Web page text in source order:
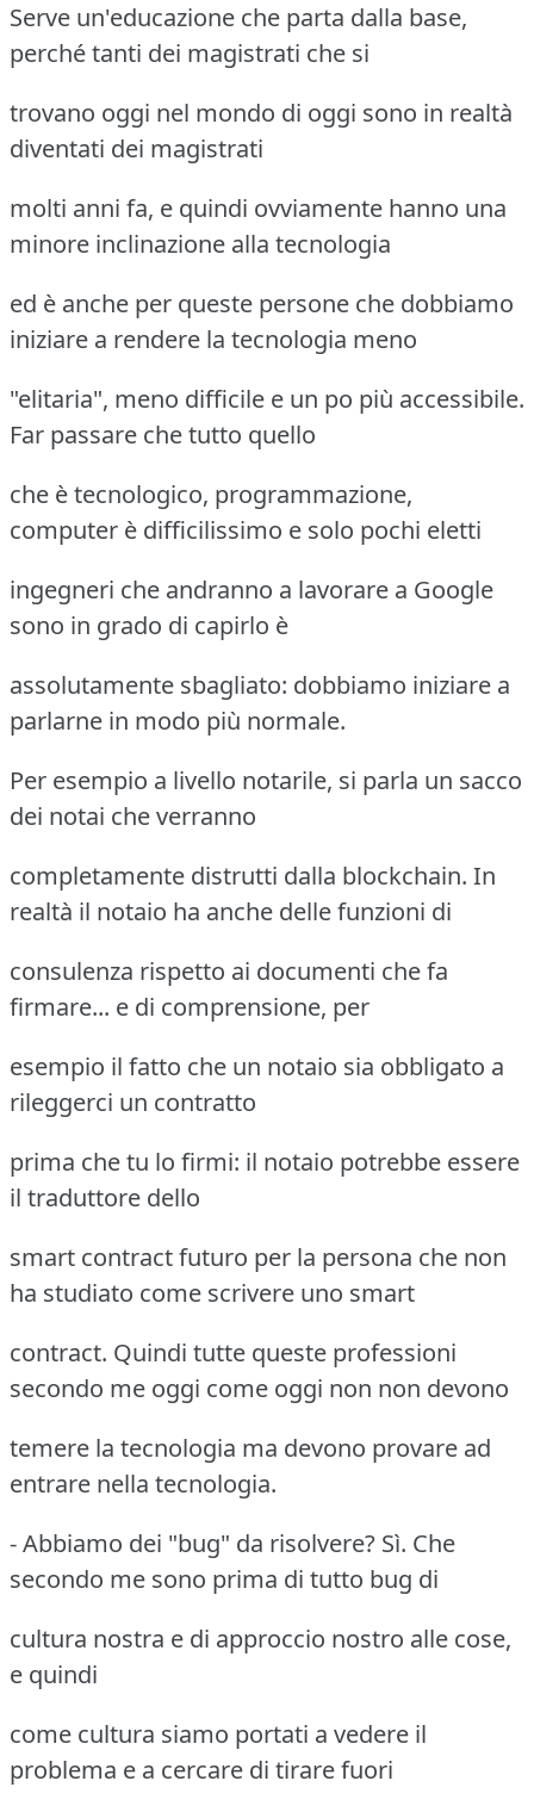
Serve un'educazione che parta dalla base,
perché tanti dei magistrati che si
trovano oggi nel mondo di oggi sono in realtà
diventati dei magistrati
molti anni fa, e quindi ovviamente hanno una
minore inclinazione alla tecnologia
ed è anche per queste persone che dobbiamo
iniziare a rendere la tecnologia meno
"elitaria", meno difficile e un po più accessibile.
Far passare che tutto quello
che è tecnologico, programmazione,
computer è difficilissimo e solo pochi eletti
ingegneri che andranno a lavorare a Google
sono in grado di capirlo è
assolutamente sbagliato: dobbiamo iniziare a
parlarne in modo più normale.
Per esempio a livello notarile, si parla un sacco
dei notai che verranno
completamente distrutti dalla blockchain. In
realtà il notaio ha anche delle funzioni di
consulenza rispetto ai documenti che fa
firmare... e di comprensione, per
esempio il fatto che un notaio sia obbligato a
rileggerci un contratto
prima che tu lo firmi: il notaio potrebbe essere
il traduttore dello
smart contract futuro per la persona che non
ha studiato come scrivere uno smart
contract. Quindi tutte queste professioni
secondo me oggi come oggi non non devono
temere la tecnologia ma devono provare ad
entrare nella tecnologia.
- Abbiamo dei "bug" da risolvere? Sì. Che
secondo me sono prima di tutto bug di
cultura nostra e di approccio nostro alle cose,
e quindi
come cultura siamo portati a vedere il
problema e a cercare di tirare fuori